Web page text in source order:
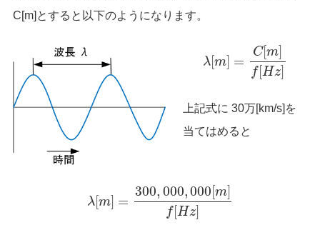
C[m]とすると以下のようになります。
λ[m] =
C[m]
f[Hz]
上記式に 30万[km/s]を
当てはめると
λ[m] =
300, 000,000[m]
f[Hz]